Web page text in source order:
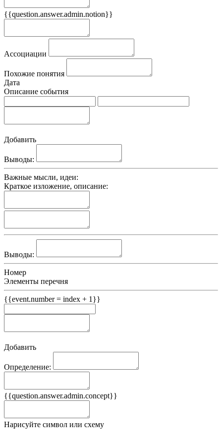
{{question.answer.admin.notion}}
Ассоциации
Похожие понятия
Дата
Описание события
Добавить
Выводы:
Важные мысли, идеи:
Краткое изложение, описание:
Выводы:
Номер
Элементы перечня
{{event.number = index + 1}}
Добавить
Определение:
{{question.answer.admin.concept}}
Нарисуйте символ или схему